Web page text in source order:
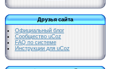
Друзья сайта
Официальный блог
Сообщество uCoz
FAQ по системе
Инструкции для uCoz